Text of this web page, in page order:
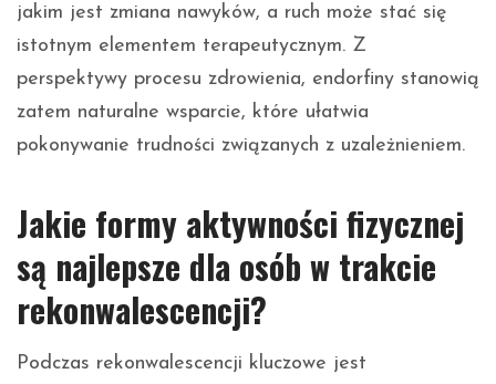
jakim jest zmiana nawyków, a ruch może stać się
istotnym elementem terapeutycznym. Z
perspektywy procesu zdrowienia, endorfiny stanowią
zatem naturalne wsparcie, które ułatwia
pokonywanie trudności związanych z uzależnieniem.
Jakie formy aktywności fizycznej
są najlepsze dla osób w trakcie
rekonwalescencji?
Podczas rekonwalescencji kluczowe jest